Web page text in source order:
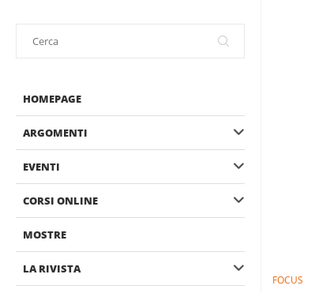
HOMEPAGE
ARGOMENTI
EVENTI
CORSI ONLINE
MOSTRE
LA RIVISTA
FOCUS